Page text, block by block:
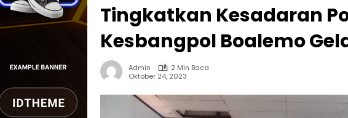
Tingkatkan Kesadaran
Kesbangpol Boalemo
Admin
2 Min Baca
Oktober 24, 2023